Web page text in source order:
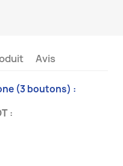
Avis
(3 boutons) :
: